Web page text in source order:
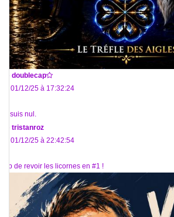
doublecap
Le 01/12/25 à 17:32:24
Je suis nul.
tristanroz
Le 01/12/25 à 22:42:54
Top de revoir les licornes en #1 !